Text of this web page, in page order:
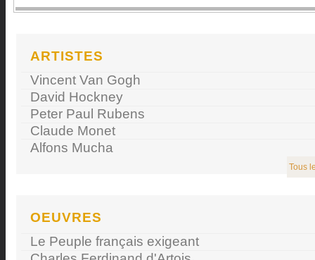
ARTISTES
Vincent Van Gogh
David Hockney
Peter Paul Rubens
Claude Monet
Alfons Mucha
Tous
OEUVRES
Le Peuple français exigeant